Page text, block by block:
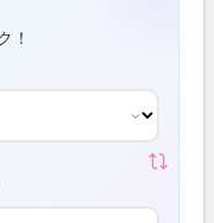
！